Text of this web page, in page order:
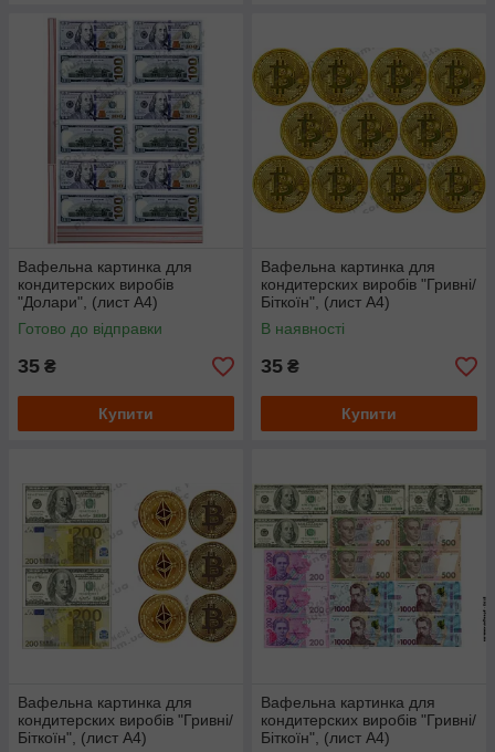
Вафельна картинка для
кондитерских виробів
"Долари", (лист А4)
Готово до відправки
35 ₴
Купити
Вафельна картинка для
кондитерских виробів "Гривні/
Біткоїн", (лист А4)
В наявності
35 ₴
Купити
Вафельна картинка для
кондитерских виробів "Гривні/
Біткоїн", (лист А4)
Вафельна картинка для
кондитерских виробів "Гривні/
Біткоїн", (лист А4)